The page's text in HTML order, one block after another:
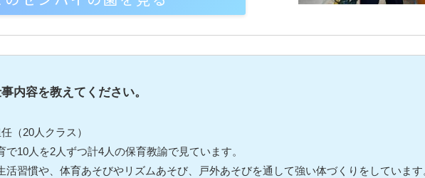
内容を教えてください。
（20人クラス）
で10人を2人ずつ計4人の保育教諭で見ています。
活習慣や、体育あそびやリズムあそび、戸外あそびを通して強い体づくりをしています